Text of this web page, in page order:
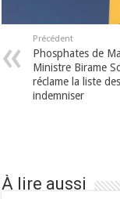
Précédent
Phosphates de
Ministre Birame
réclame la liste
indemniser
À lire aussi